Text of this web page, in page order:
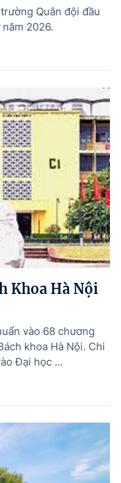
Quân đội đầu
2026.
Khoa Hà Nội
vào 68 chương
khoa Hà Nội. Chi
Đại học ...